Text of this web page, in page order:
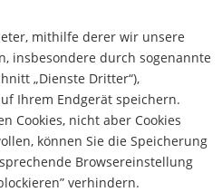
mithilfe derer wir unsere
insbesondere durch sogenannte
„Dienste Dritter“),
Ihrem Endgerät speichern.
Cookies, nicht aber Cookies
können Sie die Speicherung
Browsereinstellung
verhindern.